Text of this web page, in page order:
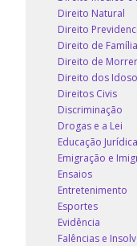
Direito Natural
Direito
Direito de Família
Direito de Morrer
Direito dos
Direitos Civis
Discriminação
Drogas e a Lei
Educação Jurídica
Emigração e
Ensaios
Entretenimento
Esportes
Evidência
Falências e